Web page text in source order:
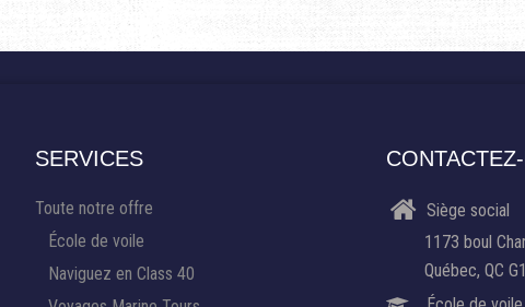
SERVICES
Toute notre offre
École de voile
Naviguez en Class 40
Siège social
1173 boul
Québec, QC